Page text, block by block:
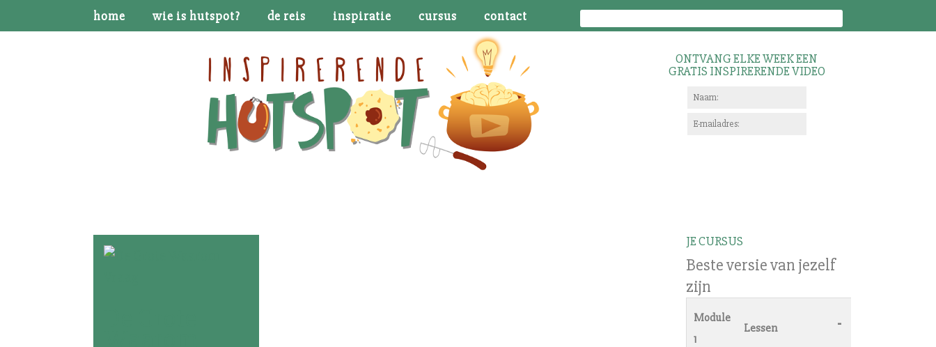
home wie is hutspot? de reis inspiratie cursus contact
ONTVANG ELKE WEEK EEN
GRATIS INSPIRERENDE VIDEO
JE CURSUS
Beste versie van jezelf
zijn
Module
1
Lessen -